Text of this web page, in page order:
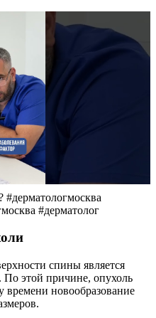
#дерматолог
спины является
По этой причине, опухоль
времени новообразование